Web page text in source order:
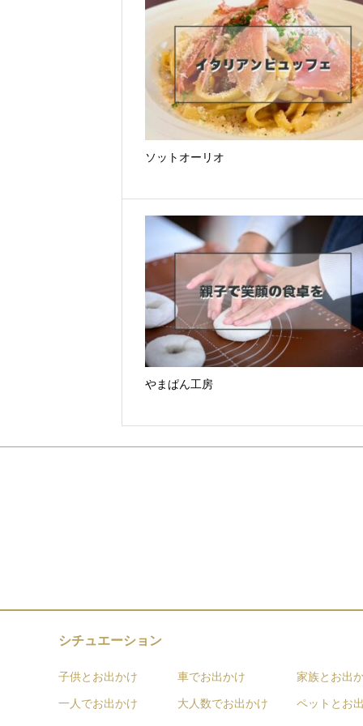
ソットオーリオ
やまぱん工房
シチュエーション
子供とお出かけ 車でお出かけ 家族とお出
一人でお出かけ 大人数でお出かけ ペットとお